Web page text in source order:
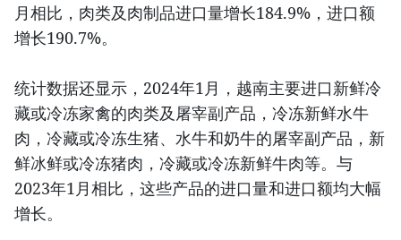
月相比，肉类及肉制品进口量增长184.9%，进口额
增长190.7%。
统计数据还显示，2024年1月，越南主要进口新鲜冷
藏或冷冻家禽的肉类及屠宰副产品，冷冻新鲜水牛
肉，冷藏或冷冻生猪、水牛和奶牛的屠宰副产品，新
鲜冰鲜或冷冻猪肉，冷藏或冷冻新鲜牛肉等。与
2023年1月相比，这些产品的进口量和进口额均大幅
增长。